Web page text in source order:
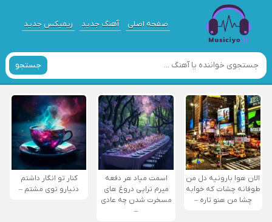
صفحه اصلی آهنگ جدید ریمیکس جدید
جستجو
الان هوا بارونیه دل من
طوفانه چشات که خوابه
چشا من هنو تاره –
اسمت میاد هر دفعه
میرم تراپی دروغ‌ های
مسخرت شدن چه عادی
–
کنار تو انگار داشتم
دنیارو توی مشتم –